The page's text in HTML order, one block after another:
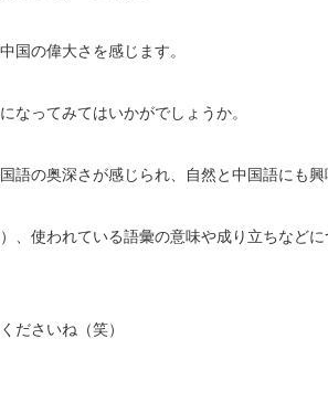
国の偉大さを感じます。
なってみてはいかがでしょうか。
語の奥深さが感じられ、自然と中国語にも興
、使われている語彙の意味や成り立ちなど
ださいね（笑）